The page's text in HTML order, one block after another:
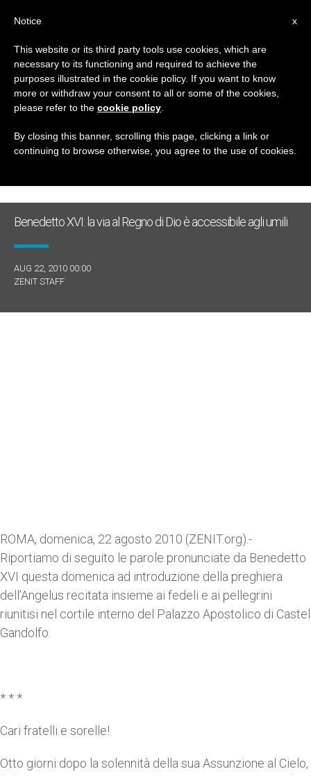
GIORNO
Agosto 22nd, 2010
ULTIME NOTIZIE
Benedetto XVI: la via al Regno di Dio è accessibile agli umili
AUG 22, 2010 00:00
ZENIT STAFF
ROMA, domenica, 22 agosto 2010 (ZENIT.org).-
Riportiamo di seguito le parole pronunciate da Benedetto
XVI questa domenica ad introduzione della preghiera
dell’Angelus recitata insieme ai fedeli e ai pellegrini
riunitisi nel cortile interno del Palazzo Apostolico di Castel
Gandolfo.
* * *
Cari fratelli e sorelle!
Otto giorni dopo la solennità della sua Assunzione al Cielo,
x
Notice
This website or its third party tools use cookies, which are
necessary to its functioning and required to achieve the
purposes illustrated in the cookie policy. If you want to know
more or withdraw your consent to all or some of the cookies,
please refer to the cookie policy
By closing this banner, scrolling this page, clicking a link or
continuing to browse otherwise, you agree to the use of cookies.